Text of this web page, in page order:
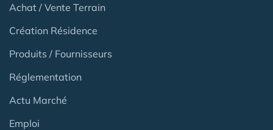
Achat / Vente Terrain
Création Résidence
Produits / Fournisseurs
Réglementation
Actu Marché
Emploi